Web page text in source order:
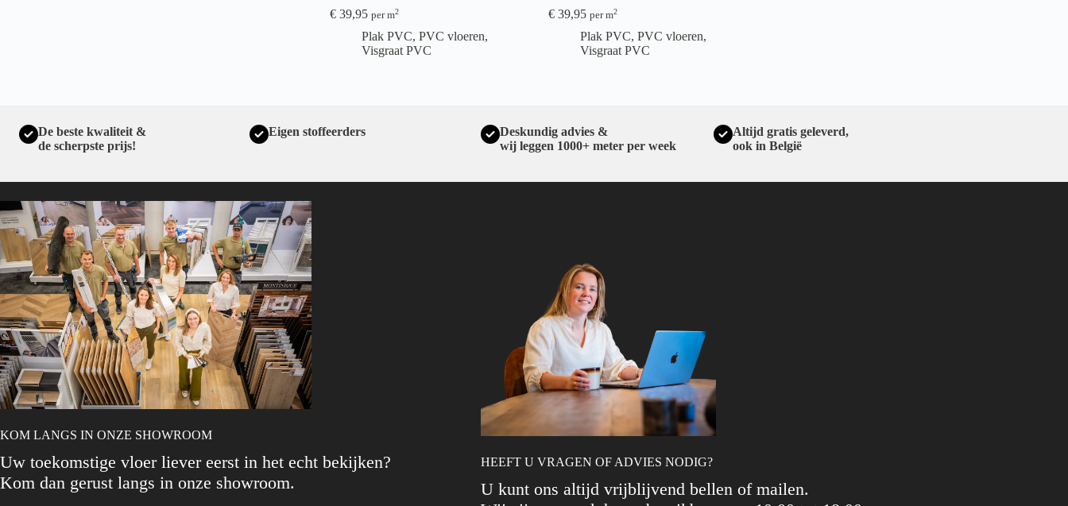
€39,95 per m2
Plak PVC, PVC vloeren,
Visgraat PVC
€39,95 per m2
Plak PVC, PVC vloeren,
Visgraat PVC
De beste kwaliteit &
de scherpste prijs!
Eigen stoffeerders
Deskundig advies &
wij leggen 1000+ meter per week
Altijd gratis geleverd,
ook in België
KOM LANGS IN ONZE SHOWROOM
Uw toekomstige vloer liever eerst in het echt bekijken?
Kom dan gerust langs in onze showroom.
HEEFT U VRAGEN OF ADVIES NODIG?
U kunt ons altijd vrijblijvend bellen of mailen.